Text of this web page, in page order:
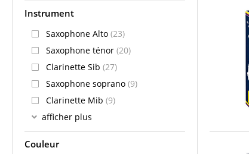
Instrument
Saxophone Alto (23)
Saxophone ténor (20)
Clarinette Sib (27)
Saxophone soprano (9)
Clarinette Mib (9)
afficher plus
Couleur